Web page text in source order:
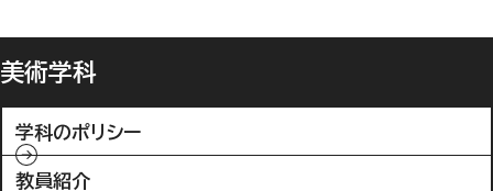
美術学科
学科のポリシー
教員紹介